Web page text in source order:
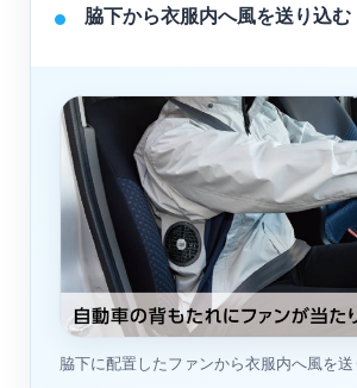
脇下から衣服内へ風を送り込む
脇下に配置したファンから衣服内へ風を送